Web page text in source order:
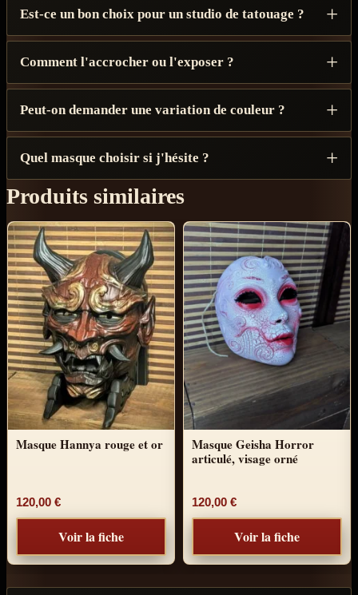
Est-ce un bon choix pour un studio de tatouage ?
Comment l'accrocher ou l'exposer ?
Peut-on demander une variation de couleur ?
Quel masque choisir si j'hésite ?
Produits similaires
Masque Hannya rouge et or
120,00 €
Voir la fiche
Masque Geisha Horror
articulé, visage orné
120,00 €
Voir la fiche